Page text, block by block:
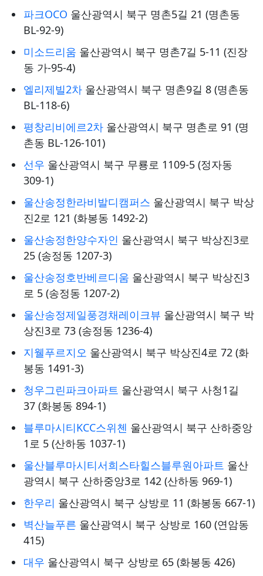
파크OCO 울산광역시 북구 명촌5길 21 (명촌동
BL-92-9)
미소드리움 울산광역시 북구 명촌7길 5-11 (진장
동 가-95-4)
엘리제빌2차 울산광역시 북구 명촌9길 8 (명촌동
BL-118-6)
평창리비에르2차 울산광역시 북구 명촌로 91 (명
촌동 BL-126-101)
선우 울산광역시 북구 무룡로 1109-5 (정자동
309-1)
울산송정한라비발디캠퍼스 울산광역시 북구 박상
진2로 121 (화봉동 1492-2)
울산송정한양수자인 울산광역시 북구 박상진3로
25 (송정동 1207-3)
울산송정호반베르디움 울산광역시 북구 박상진3
로 5 (송정동 1207-2)
울산송정제일풍경채레이크뷰 울산광역시 북구 박
상진3로 73 (송정동 1236-4)
지웰푸르지오 울산광역시 북구 박상진4로 72 (화
봉동 1491-3)
청우그린파크아파트 울산광역시 북구 사청1길
37 (화봉동 894-1)
블루마시티KCC스위첸 울산광역시 북구 산하중앙
1로 5 (산하동 1037-1)
울산블루마시티서희스타힐스블루원아파트 울산
광역시 북구 산하중앙3로 142 (산하동 969-1)
한우리 울산광역시 북구 상방로 11 (화봉동 667-1)
벽산늘푸른 울산광역시 북구 상방로 160 (연암동
415)
대우 울산광역시 북구 상방로 65 (화봉동 426)